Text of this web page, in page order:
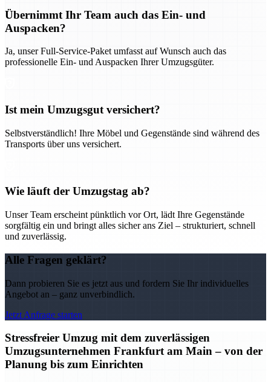
Übernimmt Ihr Team auch das Ein- und
Auspacken?
Ja, unser Full-Service-Paket umfasst auf Wunsch auch das
professionelle Ein- und Auspacken Ihrer Umzugsgüter.
Ist mein Umzugsgut versichert?
Selbstverständlich! Ihre Möbel und Gegenstände sind während des
Transports über uns versichert.
Wie läuft der Umzugstag ab?
Unser Team erscheint pünktlich vor Ort, lädt Ihre Gegenstände
sorgfältig ein und bringt alles sicher ans Ziel – strukturiert, schnell
und zuverlässig.
Alle Fragen geklärt?
Dann probieren Sie es jetzt aus und fordern Sie Ihr individuelles
Angebot an – ganz unverbindlich.
Jetzt Anfrage starten
Stressfreier Umzug mit dem zuverlässigen
Umzugsunternehmen Frankfurt am Main – von der
Planung bis zum Einrichten